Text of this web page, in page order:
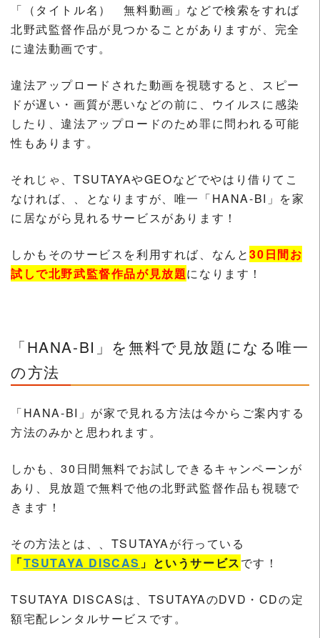
「（タイトル名） 無料動画」などで検索をすれば
北野武監督作品が見つかることがありますが、完全
に違法動画です。
違法アップロードされた動画を視聴すると、スピー
ドが遅い・画質が悪いなどの前に、ウイルスに感染
したり、違法アップロードのため罪に問われる可能
性もあります。
それじゃ、TSUTAYAやGEOなどでやはり借りてこ
なければ、、となりますが、唯一「HANA-BI」を家
に居ながら見れるサービスがあります！
しかもそのサービスを利用すれば、なんと30日間お
試しで北野武監督作品が見放題になります！
「HANA-BI」を無料で見放題になる唯一
の方法
「HANA-BI」が家で見れる方法は今からご案内する
方法のみかと思われます。
しかも、30日間無料でお試しできるキャンペーンが
あり、見放題で無料で他の北野武監督作品も視聴で
きます！
その方法とは、、TSUTAYAが行っている
「TSUTAYA DISCAS 」というサービスです！
TSUTAYA DISCASは、TSUTAYAのDVD・CDの定
額宅配レンタルサービスです。